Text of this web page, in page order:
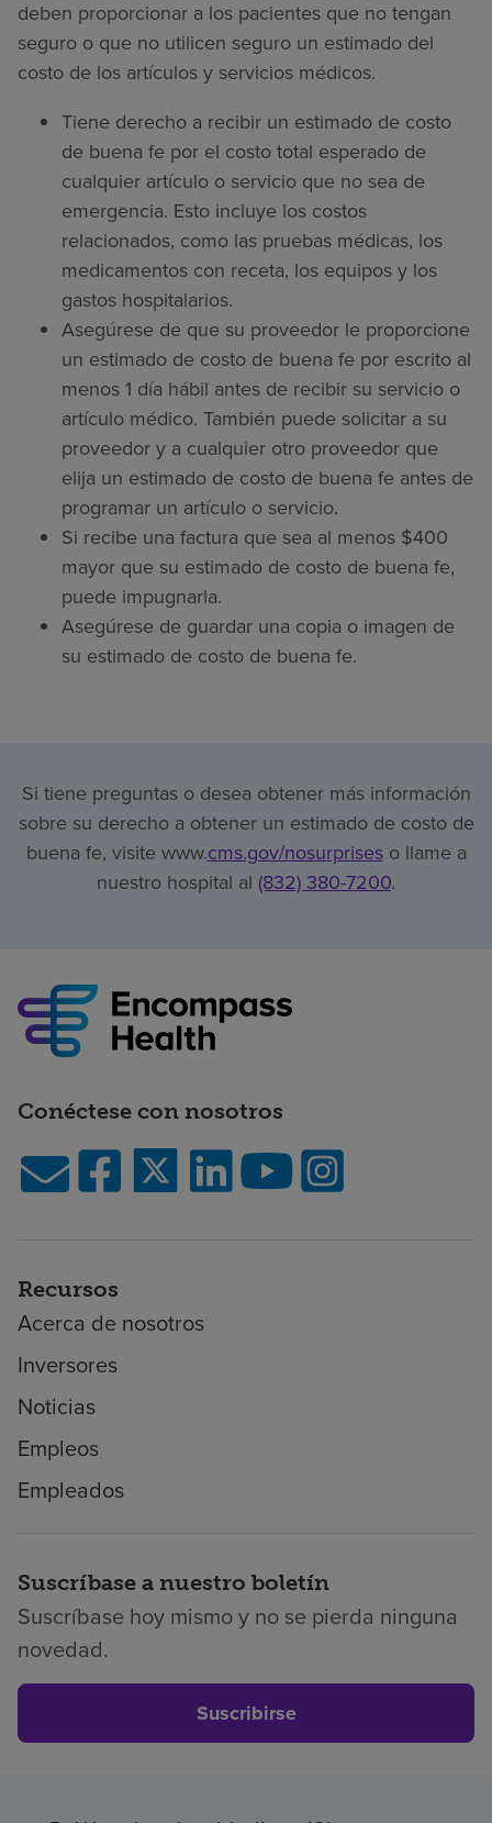
deben proporcionar a los pacientes que no tengan
seguro o que no utilicen seguro un estimado del
costo de los artículos y servicios médicos.
Tiene derecho a recibir un estimado de costo
de buena fe por el costo total esperado de
cualquier artículo o servicio que no sea de
emergencia. Esto incluye los costos
relacionados, como las pruebas médicas, los
medicamentos con receta, los equipos y los
gastos hospitalarios.
Asegúrese de que su proveedor le proporcione
un estimado de costo de buena fe por escrito al
menos 1 día hábil antes de recibir su servicio o
artículo médico. También puede solicitar a su
proveedor y a cualquier otro proveedor que
elija un estimado de costo de buena fe antes de
programar un artículo o servicio.
Si recibe una factura que sea al menos $400
mayor que su estimado de costo de buena fe,
puede impugnarla.
Asegúrese de guardar una copia o imagen de
su estimado de costo de buena fe.
Si tiene preguntas o desea obtener más información
sobre su derecho a obtener un estimado de costo de
buena fe, visite www.cms.gov/nosurpriseso llame a
nuestro hospital al (832) 380-7200.
Conéctese con nosotros
Recursos
Acerca de nosotros
Inversores
Noticias
Empleos
Empleados
Suscríbase a nuestro boletín
Suscríbase hoy mismo y no se pierda ninguna
novedad.
Suscribirse